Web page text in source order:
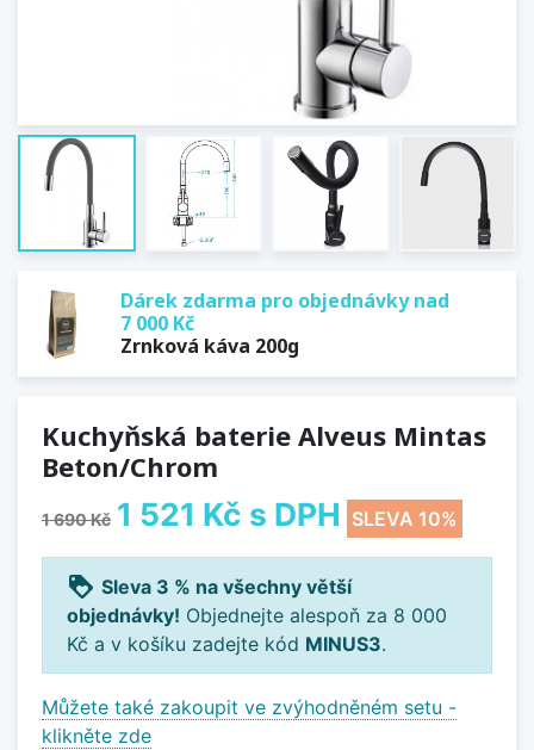
Dárek zdarma pro objednávky nad
7 000 Kč
Zrnková káva 200g
Kuchyňská baterie Alveus Mintas
Beton/Chrom
1 690 Kč 1 521 Kč s DPH SLEVA 10%
loyalty Sleva 3 % na všechny větší
objednávky! Objednejte alespoň za 8 000
Kč a v košíku zadejte kód MINUS3.
Můžete také zakoupit ve zvýhodněném setu -
klikněte zde